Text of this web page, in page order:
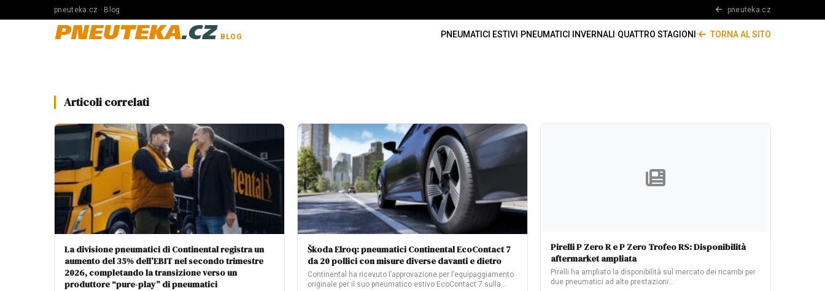
pneuteka.cz · Blog pneuteka.cz
PNEUTEKA.CZ BLOG PNEUMATICI ESTIVI ·PNEUMATICI INVERNALI ·QUATTRO STAGIONI · TORNA AL SITO
Articoli correlati
La divisione pneumatici di Continental registra un
aumento del 35% dell’EBIT nel secondo trimestre
2026, completando la transizione verso un
produttore “pure-play” di pneumatici
Škoda Elroq: pneumatici Continental EcoContact 7
da 20 pollici con misure diverse davanti e dietro
Continental ha ricevuto l’approvazione per l’equipaggiamento
originale per il suo pneumatico estivo EcoContact 7 sulla…
Pirelli P Zero R e P Zero Trofeo RS: Disponibilità
aftermarket ampliata
Pirelli ha ampliato la disponibilità sul mercato dei ricambi per
due pneumatici ad alte prestazioni…